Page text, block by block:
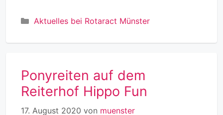
Kategorien
Aktuelles bei Rotaract Münster
Ponyreiten auf dem
Reiterhof Hippo Fun
17. August 2020 von muenster